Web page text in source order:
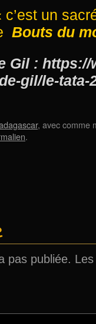
un
Bouts du
Gil :
gil/le-tata-
, avec comme
.
pas publiée.